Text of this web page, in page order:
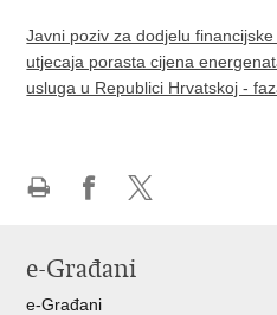
Javni poziv za dodjelu
utjecaja porasta cijena
usluga u Republici Hrvatskoj -
Facebooku
X-
e-Građani
e-Građani